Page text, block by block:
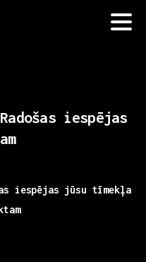
Radošas iespējas
iespējas jūsu tīmekļa